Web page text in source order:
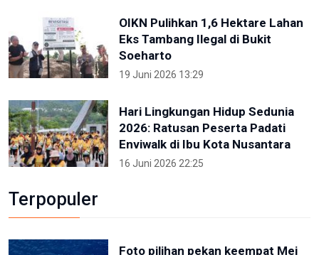
OIKN Pulihkan 1,6 Hektare Lahan
Eks Tambang Ilegal di Bukit
Soeharto
19 Juni 2026 13:29
Hari Lingkungan Hidup Sedunia
2026: Ratusan Peserta Padati
Enviwalk di Ibu Kota Nusantara
16 Juni 2026 22:25
Terpopuler
Foto pilihan pekan keempat Mei